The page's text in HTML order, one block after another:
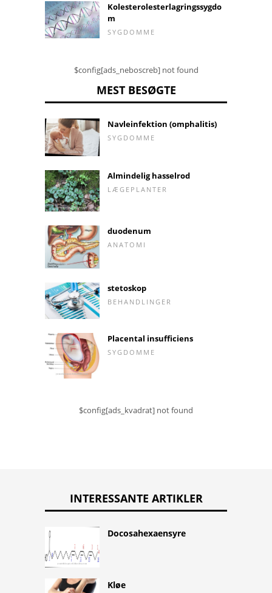
Kolesterolesterlagringssygdo
m
SYGDOMME
$config[ads_neboscreb] not found
MEST BESØGTE
Navleinfektion (omphalitis)
SYGDOMME
Almindelig hasselrod
LÆGEPLANTER
duodenum
ANATOMI
stetoskop
BEHANDLINGER
Placental insufficiens
SYGDOMME
$config[ads_kvadrat] not found
INTERESSANTE ARTIKLER
Docosahexaensyre
Kløe